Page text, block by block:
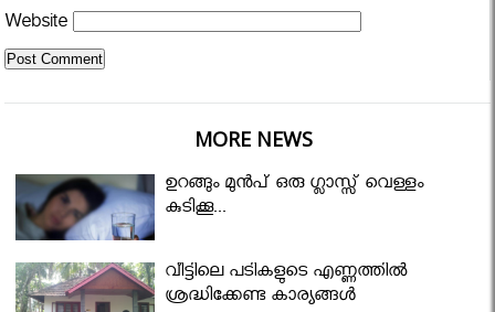
Website
MORE NEWS
ഉറങ്ങും മുന്‍പ് ഒരു ഗ്ലാസ്സ് വെള്ളം
കുടിക്കൂ...
വീട്ടിലെ പടികളുടെ എണ്ണത്തിൽ
ശ്രദ്ധിക്കേണ്ട കാര്യങ്ങൾ